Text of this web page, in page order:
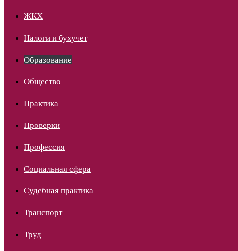
ЖКХ
Налоги и бухучет
Образование
Общество
Практика
Проверки
Профессия
Социальная сфера
Судебная практика
Транспорт
Труд